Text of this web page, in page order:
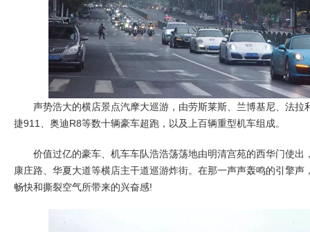
声势浩大的横店景点汽摩大巡游，由劳斯莱斯、兰博基尼、法拉
捷911、奥迪R8等数十辆豪车超跑，以及上百辆重型机车组成。
价值过亿的豪车、机车车队浩浩荡荡地由明清宫苑的西华门使出
康庄路、华夏大道等横店主干道巡游炸街。在那一声声轰鸣的引擎声
畅快和撕裂空气所带来的兴奋感!